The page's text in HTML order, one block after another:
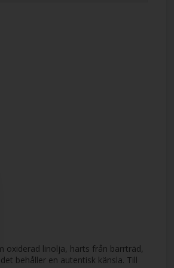
oxiderad linolja, harts från barrträd,
behåller en autentisk känsla. Till